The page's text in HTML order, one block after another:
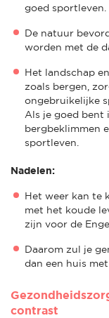
goed sportleven.
De natuur
worden met de
Het landschap
zoals bergen,
ongebruikelijke
Als je goed bent
bergbeklimmen
sportleven.
Nadelen:
Het weer kan te
met het koude
zijn voor de
Daarom zul je
dan een huis
contrast